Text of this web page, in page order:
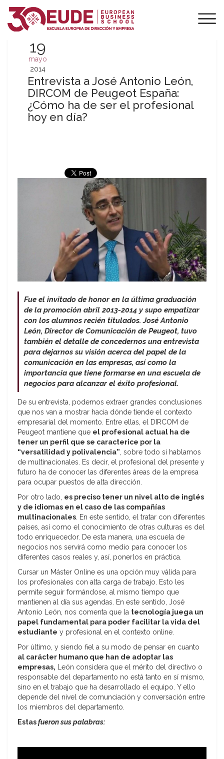
19
mayo
2014
Entrevista a José Antonio León,
DIRCOM de Peugeot España:
¿Cómo ha de ser el profesional
hoy en día?
Fue el invitado de honor en la última graduación
de la promoción abril 2013-2014 y supo empatizar
con los alumnos recién titulados. José Antonio
León, Director de Comunicación de Peugeot, tuvo
también el detalle de concedernos una entrevista
para dejarnos su visión acerca del papel de la
comunicación en las empresas, así como la
importancia que tiene formarse en una escuela de
negocios para alcanzar el éxito profesional.
De su entrevista, podemos extraer grandes conclusiones
que nos van a mostrar hacia dónde tiende el contexto
empresarial del momento. Entre ellas, el DIRCOM de
Peugeot mantiene que el profesional actual ha de
tener un perfil que se caracterice por la
“versatilidad y polivalencia”, sobre todo si hablamos
de multinacionales. Es decir, el profesional del presente y
futuro ha de conocer las diferentes áreas de la empresa
para ocupar puestos de alta dirección.
Por otro lado, es preciso tener un nivel alto de inglés
y de idiomas en el caso de las compañías
multinacionales. En este sentido, el tratar con diferentes
países, así como el conocimiento de otras culturas es del
todo enriquecedor. De esta manera, una escuela de
negocios nos servirá como medio para conocer los
diferentes casos reales y, así, ponerlos en práctica.
Cursar un Máster Online es una opción muy válida para
los profesionales con alta carga de trabajo. Esto les
permite seguir formándose, al mismo tiempo que
mantienen al día sus agendas. En este sentido, José
Antonio León, nos comenta que la tecnología juega un
papel fundamental para poder facilitar la vida del
estudiante y profesional en el contexto online.
Por último, y siendo fiel a su modo de pensar en cuanto
al carácter humano que han de adoptar las
empresas, León considera que el mérito del directivo o
responsable del departamento no está tanto en sí mismo,
sino en el trabajo que ha desarrollado el equipo. Y ello
depende del nivel de comunciación y conversación entre
los miembros del departamento.
Estasfueron sus palabras: